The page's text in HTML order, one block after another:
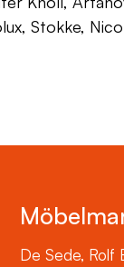
Stokke,
De Sede, Rolf